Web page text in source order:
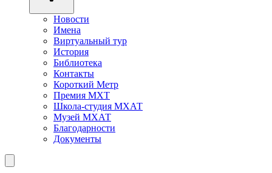
Новости
Имена
Виртуальный тур
История
Библиотека
Контакты
Короткий Метр
Премия МХТ
Школа-студия МХАТ
Музей МХАТ
Благодарности
Документы